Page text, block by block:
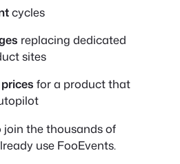
cycles
replacing dedicated
sites
for a product that
the thousands of
use FooEvents.